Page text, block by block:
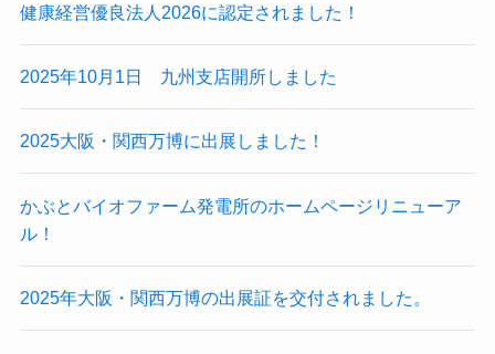
健康経営優良法人2026に認定されました！
2025年10月1日 九州支店開所しました
2025大阪・関西万博に出展しました！
かぶとバイオファーム発電所のホームページリニューア
ル！
2025年大阪・関西万博の出展証を交付されました。